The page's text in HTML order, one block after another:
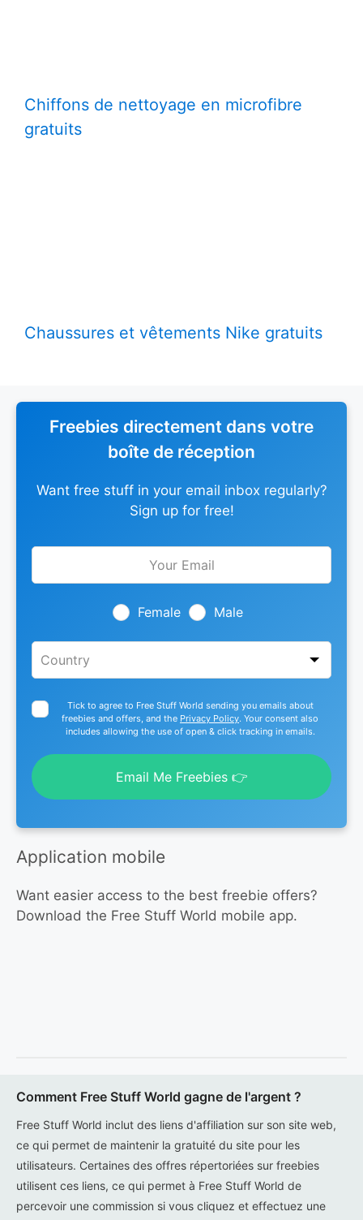
Chiffons de nettoyage en microfibre
gratuits
Chaussures et vêtements Nike gratuits
Freebies directement dans votre
boîte de réception
Want free stuff in your email inbox regularly?
Sign up for free!
Leave
Female Male
Tick to agree to Free Stuff World sending you emails about
freebies and offers, and the Privacy Policy. Your consent also
includes allowing the use of open & click tracking in emails.
Email Me Freebies 👉
Application mobile
Want easier access to the best freebie offers?
Download the Free Stuff World mobile app.
Comment Free Stuff World gagne de l'argent ?
Free Stuff World inclut des liens d'affiliation sur son site web,
ce qui permet de maintenir la gratuité du site pour les
utilisateurs. Certaines des offres répertoriées sur freebies
utilisent ces liens, ce qui permet à Free Stuff World de
percevoir une commission si vous cliquez et effectuez une